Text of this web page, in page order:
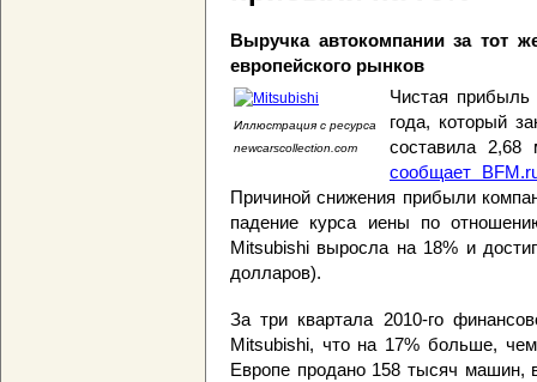
Выручка автокомпании за тот
европейского рынков
Иллюстрация с ресурса
newcarscollection.com
Чистая прибыль
года, который
составила 2,68
сообщает
Причиной снижения прибыли
падение курса иены по
Mitsubishi выросла на 18% и
долларов).
За три квартала 2010-го
Mitsubishi, что на 17% больше,
Европе продано 158 тысяч машин,